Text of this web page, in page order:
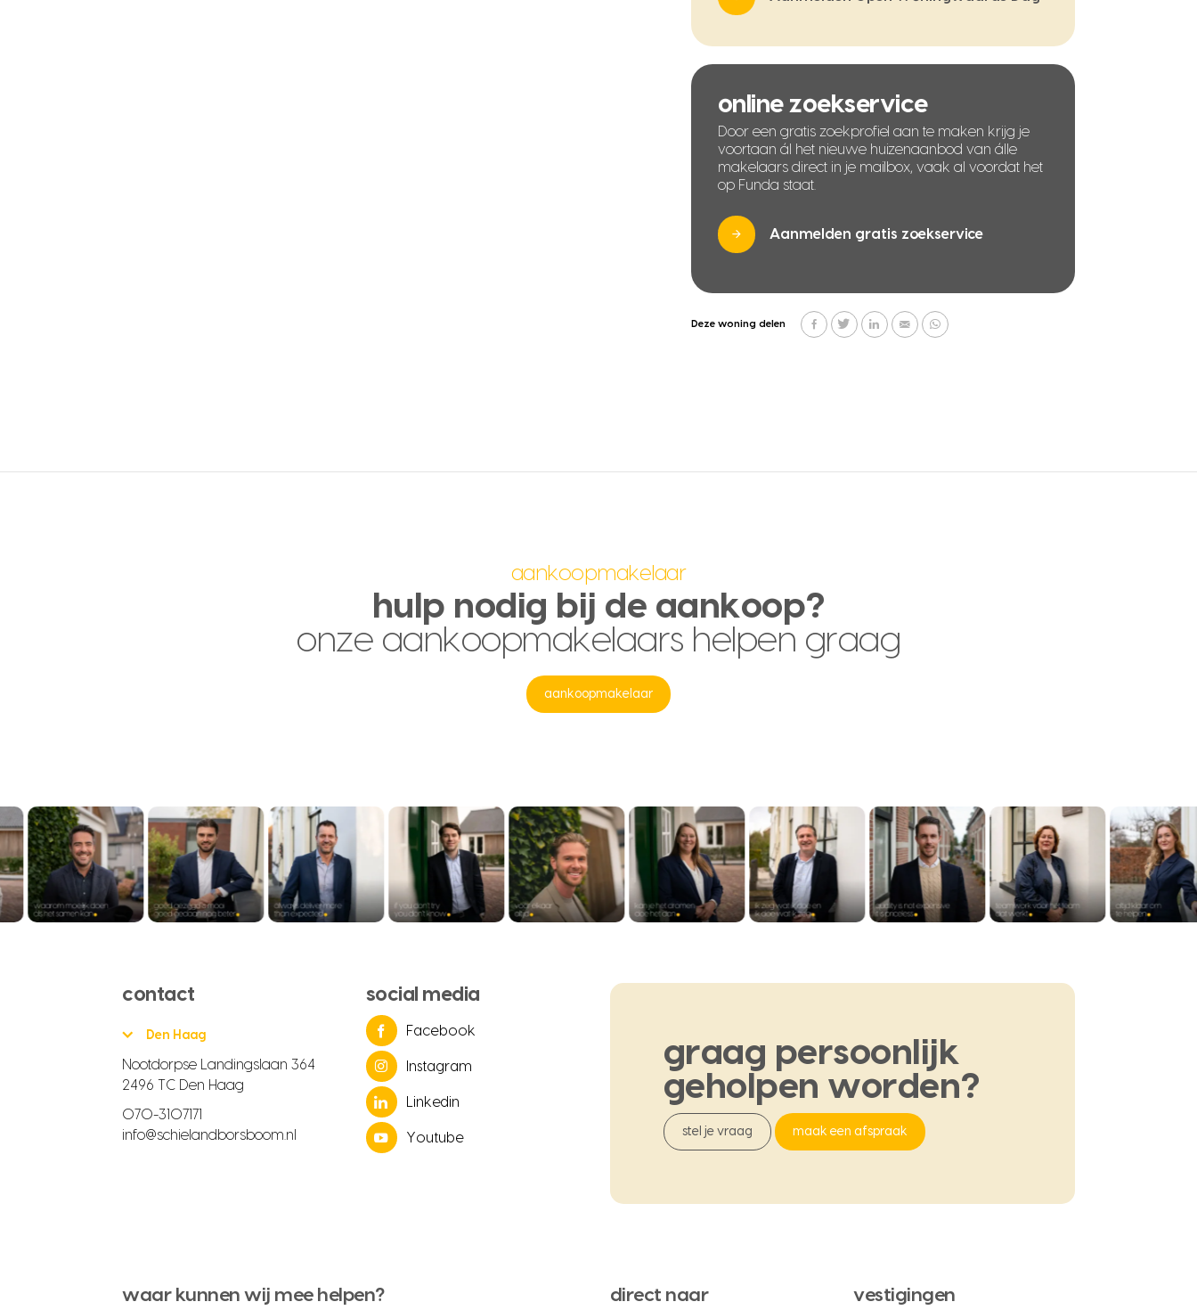
online zoekservice
Door een gratis zoekprofiel aan te maken krijg je
voortaan ál het nieuwe huizenaanbod van álle
makelaars direct in je mailbox, vaak al voordat het
op Funda staat.
Aanmelden gratis zoekservice
Deze woning delen
aankoopmakelaar
hulp nodig bij de aankoop?
onze aankoopmakelaars helpen graag
aankoopmakelaar
contact
Den Haag
Nootdorpse Landingslaan 364
2496 TC Den Haag
070-3107171
info@schielandborsboom.nl
social media
Facebook
Instagram
Linkedin
Youtube
graag persoonlijk
geholpen worden?
stel je vraag maak een afspraak
waar kunnen wij mee helpen? direct naar vestigingen